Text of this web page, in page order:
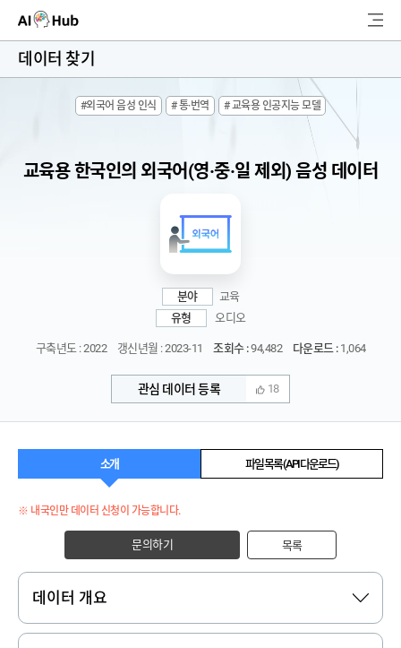
AI-Hub
AI 데이터찾기
AI 개발지원
색
데이터 찾기
#외국어 음성 인식 # 통·번역 # 교육용 인공지능 모델
교육용 한국인의 외국어(영·중·일 제외) 음성 데이터
분야
교육
유형
오디오
구축년도 : 2022 갱신년월 : 2023-11 조회수 :94,482 다운로드 :1,064
관심 데이터 등록 18
소개 파일 목록 (API 다운로드)
※ 내국인만 데이터 신청이 가능합니다.
문의하기 목록
데이터 개요